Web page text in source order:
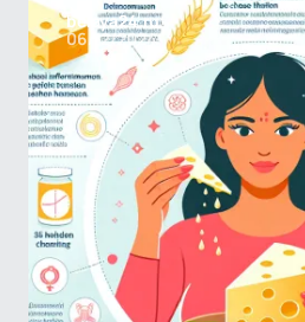
belaya24.ru
06/12/2024